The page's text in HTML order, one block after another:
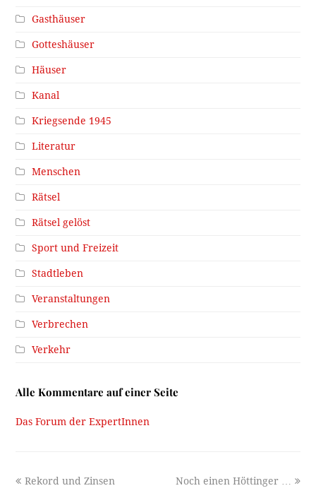
Gasthäuser
Gotteshäuser
Häuser
Kanal
Kriegsende 1945
Literatur
Menschen
Rätsel
Rätsel gelöst
Sport und Freizeit
Stadtleben
Veranstaltungen
Verbrechen
Verkehr
Alle Kommentare auf einer Seite
Das Forum der ExpertInnen
previous
Rekord und Zinsen
next
Noch einen Höttinger …